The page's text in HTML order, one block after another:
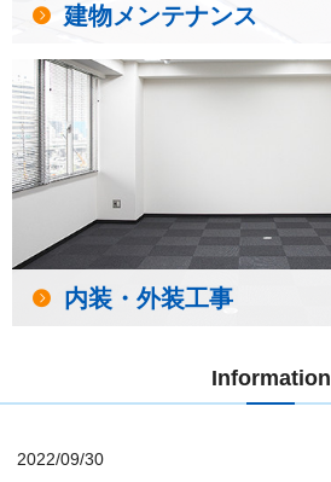
建物メンテナンス
内装・外装工事
Information
2022/09/30